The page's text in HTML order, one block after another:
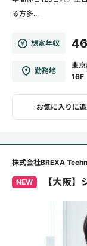
る方多...
想定年収
勤務地
東
16F
お気に入りに
株式会社BREXA
NEW 【大阪